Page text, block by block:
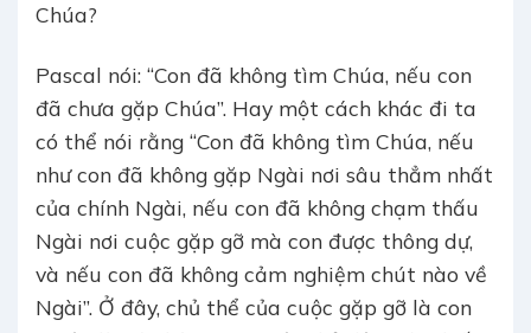
Chúa?
Pascal nói: “Con đã không tìm Chúa, nếu con
đã chưa gặp Chúa”. Hay một cách khác đi ta
có thể nói rằng “Con đã không tìm Chúa, nếu
như con đã không gặp Ngài nơi sâu thẳm nhất
của chính Ngài, nếu con đã không chạm thấu
Ngài nơi cuộc gặp gỡ mà con được thông dự,
và nếu con đã không cảm nghiệm chút nào về
Ngài”. Ở đây, chủ thể của cuộc gặp gỡ là con